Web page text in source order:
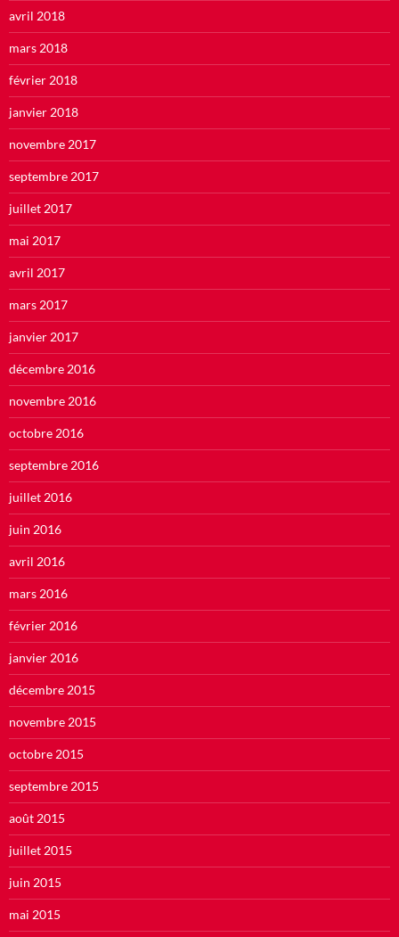
avril 2018
mars 2018
février 2018
janvier 2018
novembre 2017
septembre 2017
juillet 2017
mai 2017
avril 2017
mars 2017
janvier 2017
décembre 2016
novembre 2016
octobre 2016
septembre 2016
juillet 2016
juin 2016
avril 2016
mars 2016
février 2016
janvier 2016
décembre 2015
novembre 2015
octobre 2015
septembre 2015
août 2015
juillet 2015
juin 2015
mai 2015